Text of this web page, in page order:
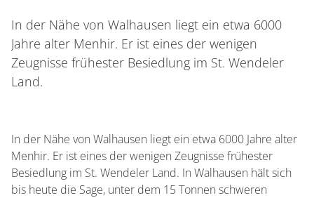
In der Nähe von Walhausen liegt ein etwa 6000
Jahre alter Menhir. Er ist eines der wenigen
Zeugnisse frühester Besiedlung im St. Wendeler
Land.
In der Nähe von Walhausen liegt ein etwa 6000 Jahre alter
Menhir. Er ist eines der wenigen Zeugnisse frühester
Besiedlung im St. Wendeler Land. In Walhausen hält sich
bis heute die Sage, unter dem 15 Tonnen schweren